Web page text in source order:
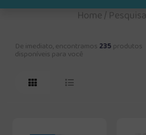
Home/Pesquisa
De imediato, encontramos 235 produtos
disponíveis para você